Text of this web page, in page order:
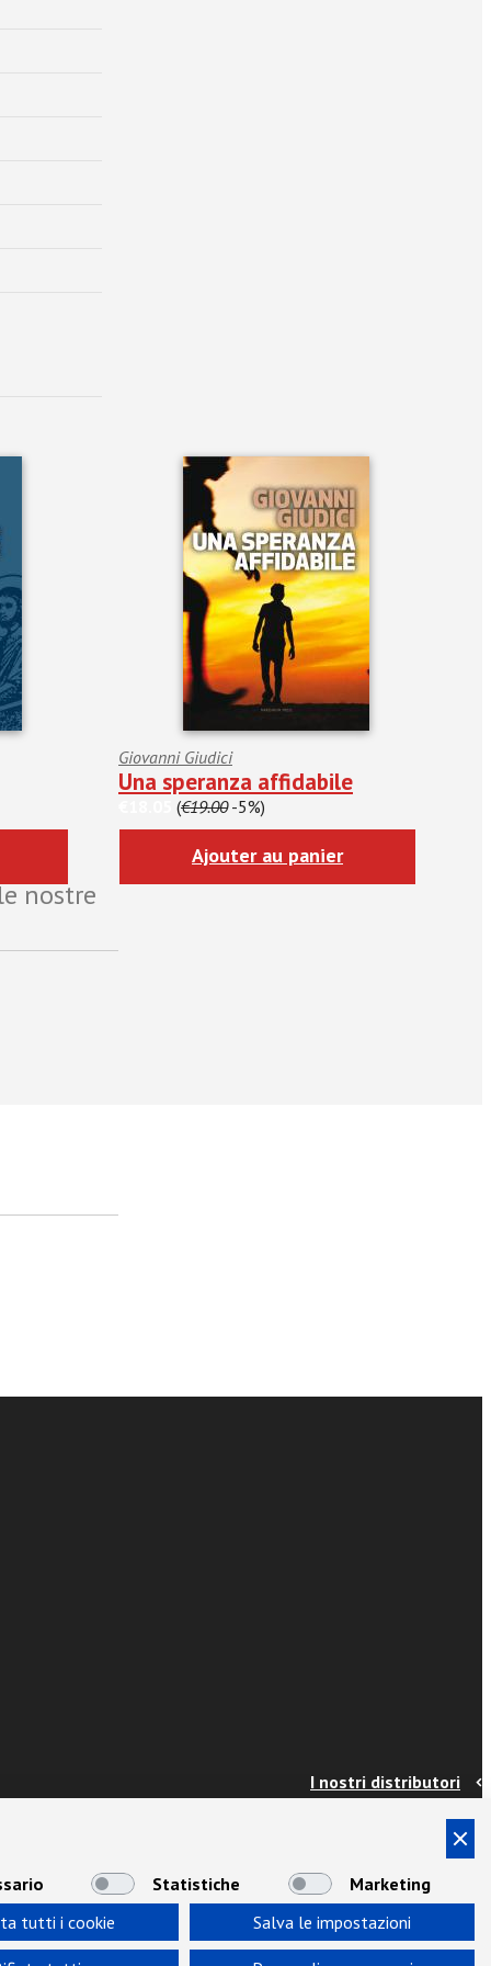
Giovanni Giudici
Una speranza affidabile
(€19.00-5%)
Ajouter au panier
nostre
I nostri distributori
Info e spedizioni
Privacy
Area Docenti
Newsletter
Statistiche
Marketing
tutti i cookie
Salva le impostazioni